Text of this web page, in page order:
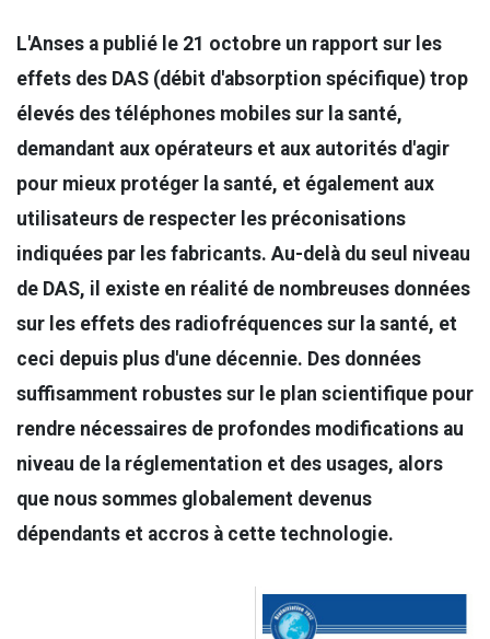
L'Anses a publié le 21 octobre un rapport sur les
effets des DAS (débit d'absorption spécifique) trop
élevés des téléphones mobiles sur la santé,
demandant aux opérateurs et aux autorités d'agir
pour mieux protéger la santé, et également aux
utilisateurs de respecter les préconisations
indiquées par les fabricants. Au-delà du seul niveau
de DAS, il existe en réalité de nombreuses données
sur les effets des radiofréquences sur la santé, et
ceci depuis plus d'une décennie. Des données
suffisamment robustes sur le plan scientifique pour
rendre nécessaires de profondes modifications au
niveau de la réglementation et des usages, alors
que nous sommes globalement devenus
dépendants et accros à cette technologie.